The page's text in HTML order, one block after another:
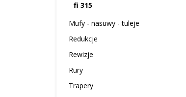
fi 315
Mufy - nasuwy - tuleje
Redukcje
Rewizje
Rury
Trapery